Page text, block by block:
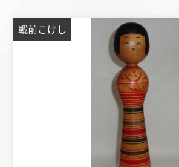
戦前こけし